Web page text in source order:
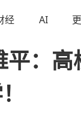
经 AI
：高